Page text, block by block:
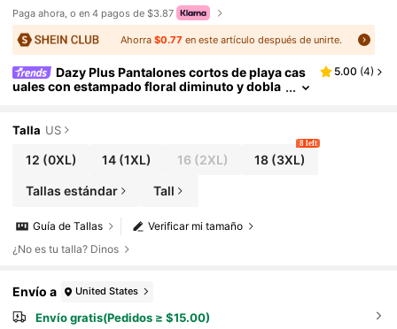
Paga ahora, o en 4 pagos de $3.87
Ahorra $0.77 en este artículo después de unirte.
Dazy Plus Pantalones cortos de playa cas
uales con estampado floral diminuto y dobla
5.00 (4)
Talla US
12 (0XL) 14 (1XL) 16 (2XL) 18(3XL)
8 left
Tallas estándar Tall
Verificar mi tamaño
Guía de Tallas
¿No es tu talla? Dinos
Envío a United States
Envío gratis(Pedidos ≥ $15.00)